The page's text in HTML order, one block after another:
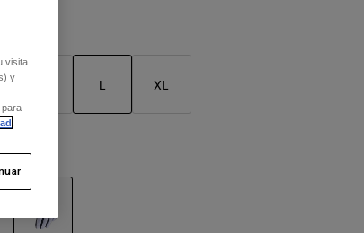
L XL
visita
y
para
.